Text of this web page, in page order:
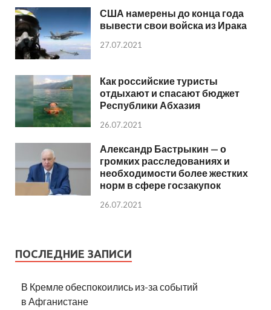
США намерены до конца года
вывести свои войска из Ирака
27.07.2021
Как российские туристы
отдыхают и спасают бюджет
Республики Абхазия
26.07.2021
Александр Бастрыкин — о
громких расследованиях и
необходимости более жестких
норм в сфере госзакупок
26.07.2021
ПОСЛЕДНИЕ ЗАПИСИ
В Кремле обеспокоились из-за событий
в Афганистане